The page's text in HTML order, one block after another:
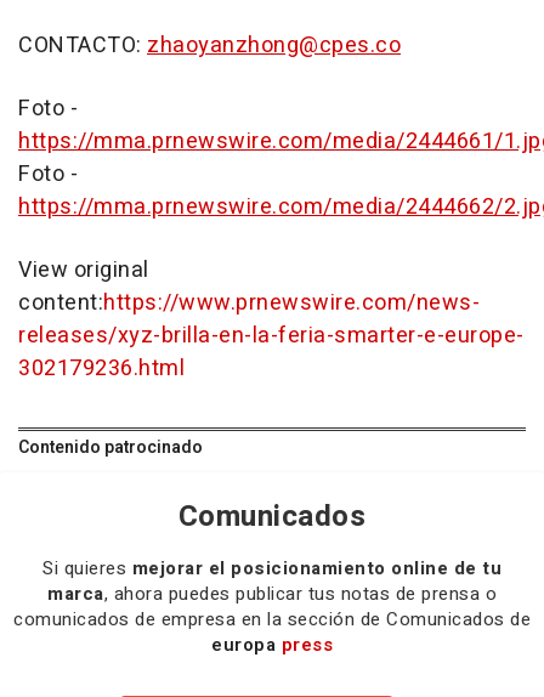
CONTACTO: zhaoyanzhong@cpes.co
Foto -
https://mma.prnewswire.com/media/2444661/
Foto -
https://mma.prnewswire.com/media/2444662/
View original
content:https://www.prnewswire.com/news-
releases/xyz-brilla-en-la-feria-smarter-e-europe-
302179236.html
Contenido patrocinado
Comunicados
Si quieres mejorar el posicionamiento online de tu
marca, ahora puedes publicar tus notas de prensa o
comunicados de empresa en la sección de Comunicados de
europa press